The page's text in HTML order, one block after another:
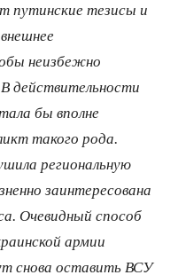
путинские тезисы и
неизбежно
действительности
бы вполне
такого рода.
региональную
заинтересована
Очевидный способ
армии
снова оставить ВСУ